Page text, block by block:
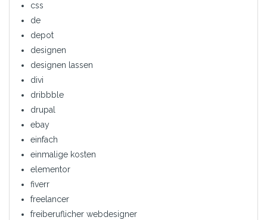
css
de
depot
designen
designen lassen
divi
dribbble
drupal
ebay
einfach
einmalige kosten
elementor
fiverr
freelancer
freiberuflicher webdesigner